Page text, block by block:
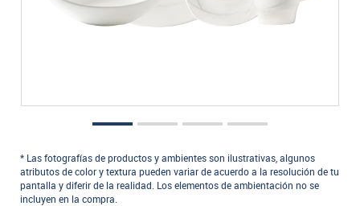
* Las fotografías de productos y ambientes son ilustrativas, algunos
atributos de color y textura pueden variar de acuerdo a la resolución de tu
pantalla y diferir de la realidad. Los elementos de ambientación no se
incluyen en la compra.